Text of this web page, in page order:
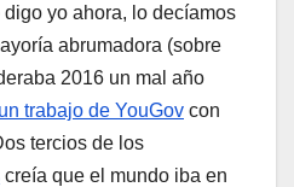
yo ahora, lo decíamos
abrumadora (sobre
2016 un mal año
un trabajo de YouGov con
tercios de los
creía que el mundo iba en